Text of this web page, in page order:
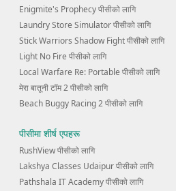
Enigmite's Prophecy पीसीको लागि
Laundry Store Simulator पीसीको लागि
Stick Warriors Shadow Fight पीसीको लागि
Light No Fire पीसीको लागि
Local Warfare Re: Portable पीसीको लागि
मेरा बातूनी टॉम 2 पीसीको लागि
Beach Buggy Racing 2 पीसीको लागि
पीसीमा शीर्ष एपहरू
RushView पीसीको लागि
Lakshya Classes Udaipur पीसीको लागि
Pathshala IT Academy पीसीको लागि